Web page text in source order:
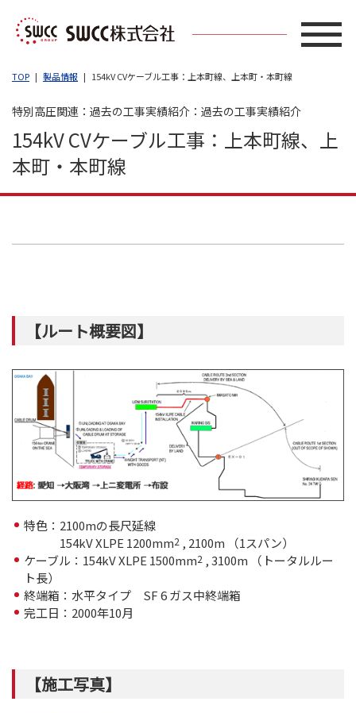
TOP 製品情報 154kV CVケーブル工事：上本町線、上本町・本町線
特別高圧関連：過去の工事実績紹介：過去の工事実績紹介
154kV CVケーブル工事：上本町線、上
本町・本町線
【ルート概要図】
特色：2100mの長尺延線
154kV XLPE 1200mm2 , 2100m （1スパン）
ケーブル：154kV XLPE 1500mm2 , 3100m （トータルルー
ト長）
終端箱：水平タイプ SF 6 ガス中終端箱
完工日：2000年10月
【施工写真】